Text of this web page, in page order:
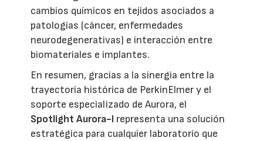
cambios químicos en tejidos asociados a
patologías (cáncer, enfermedades
neurodegenerativas) e interacción entre
biomateriales e implantes.
En resumen, gracias a la sinergia entre la
trayectoria histórica de PerkinElmer y el
soporte especializado de Aurora, el
Spotlight Aurora-I representa una solución
estratégica para cualquier laboratorio que